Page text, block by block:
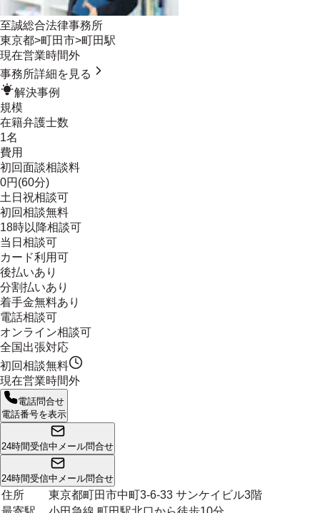
至誠総合法律事務所
東京都>町田市>町田駅
現在営業時間外
事務所詳細を見る
解決事例
規模
在籍弁護士数
1名
費用
初回面談相談料
0円(60分)
土日祝相談可
初回相談無料
18時以降相談可
当日相談可
カード利用可
後払いあり
分割払いあり
着手金無料あり
電話相談可
オンライン相談可
全国出張対応
初回相談無料
現在営業時間外
電話問合せ
電話番号を表示
24時間受信中 メール問合せ
24時間受信中 メール問合せ
住所
東京都町田市中町3-6-33 サンケイビル3階